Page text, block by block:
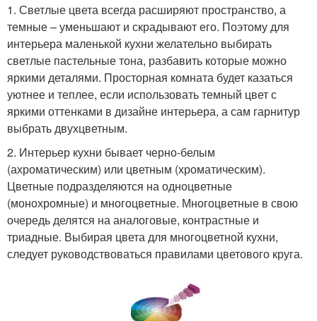
1. Светлые цвета всегда расширяют пространство, а
темные – уменьшают и скрадывают его. Поэтому для
интерьера маленькой кухни желательно выбирать
светлые пастельные тона, разбавить которые можно
яркими деталями. Просторная комната будет казаться
уютнее и теплее, если использовать темный цвет с
яркими оттенками в дизайне интерьера, а сам гарнитур
выбрать двухцветным.
2. Интерьер кухни бывает черно-белым
(ахроматическим) или цветным (хроматическим).
Цветные подразделяются на одноцветные
(монохромные) и многоцветные. Многоцветные в свою
очередь делятся на аналоговые, контрастные и
триадные. Выбирая цвета для многоцветной кухни,
следует руководствоваться правилами цветового круга.